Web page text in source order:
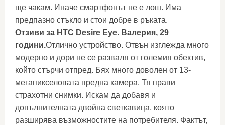
ще чакам. Иначе смартфонът не е лош. Има
предпазно стъкло и стои добре в ръката.
Отзиви за HTC Desire Eye. Валерия, 29
години.Отлично устройство. Отвън изглежда много
модерно и дори не се разваля от големия обектив,
който стърчи отпред. Бях много доволен от 13-
мегапикселовата предна камера. Тя прави
страхотни снимки. Искам да добавя и
допълнителната двойна светкавица, която
разширява възможностите на потребителя. Фактът,